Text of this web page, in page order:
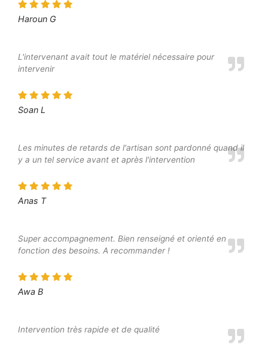
Haroun G
L'intervenant avait tout le matériel nécessaire pour
intervenir
Soan L
Les minutes de retards de l'artisan sont pardonné quand il
y a un tel service avant et après l'intervention
Anas T
Super accompagnement. Bien renseigné et orienté en
fonction des besoins. A recommander !
Awa B
Intervention très rapide et de qualité